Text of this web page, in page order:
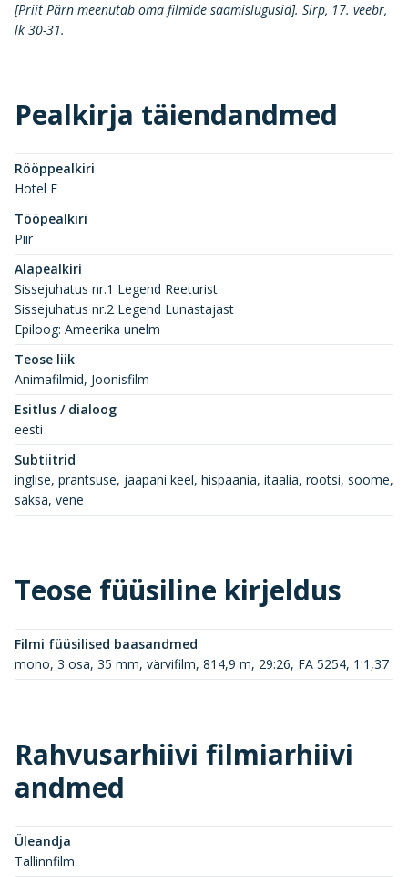
[Priit Pärn meenutab oma filmide saamislugusid]. Sirp, 17. veebr,
lk 30-31.
Pealkirja täiendandmed
Rööppealkiri
Hotel E
Tööpealkiri
Piir
Alapealkiri
Sissejuhatus nr.1 Legend Reeturist
Sissejuhatus nr.2 Legend Lunastajast
Epiloog: Ameerika unelm
Teose liik
Animafilmid, Joonisfilm
Esitlus / dialoog
eesti
Subtiitrid
inglise, prantsuse, jaapani keel, hispaania, itaalia, rootsi, soome,
saksa, vene
Teose füüsiline kirjeldus
Filmi füüsilised baasandmed
mono, 3 osa, 35 mm, värvifilm, 814,9 m, 29:26, FA 5254, 1:1,37
Rahvusarhiivi filmiarhiivi
andmed
Üleandja
Tallinnfilm